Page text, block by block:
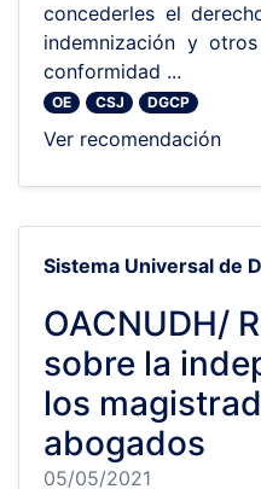
concederles el
indemnización y
conformidad ...
OE CSJ DGCP
Ver recomendación
Sistema Universal de
OACNUDH/
sobre la
los
abogados
05/05/2021